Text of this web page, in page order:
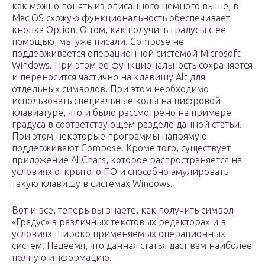
как можно понять из описанного немного выше, в
Mac OS схожую функциональность обеспечивает
кнопка Option. О том, как получить градусы с ее
помощью, мы уже писали. Compose не
поддерживается операционной системой Microsoft
Windows. При этом ее функциональность сохраняется
и переносится частично на клавишу Alt для
отдельных символов. При этом необходимо
использовать специальные коды на цифровой
клавиатуре, что и было рассмотрено на примере
градуса в соответствующем разделе данной статьи.
При этом некоторые программы напрямую
поддерживают Compose. Кроме того, существует
приложение AllChars, которое распространяется на
условиях открытого ПО и способно эмулировать
такую клавишу в системах Windows.
Вот и все, теперь вы знаете, как получить символ
«Градус» в различных текстовых редакторах и в
условиях широко применяемых операционных
систем. Надеемя, что данная статья даст вам наиболее
полную информацию.